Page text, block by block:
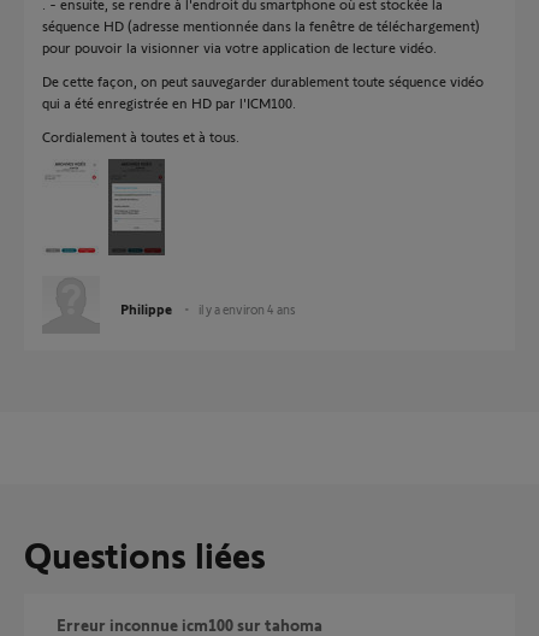
. - ensuite, se rendre à l'endroit du smartphone où est stockée la
séquence HD (adresse mentionnée dans la fenêtre de téléchargement)
pour pouvoir la visionner via votre application de lecture vidéo.
De cette façon, on peut sauvegarder durablement toute séquence vidéo
qui a été enregistrée en HD par l'ICM100.
Cordialement à toutes et à tous.
Philippe il y a environ 4 ans
Questions liées
Erreur inconnue icm100 sur tahoma